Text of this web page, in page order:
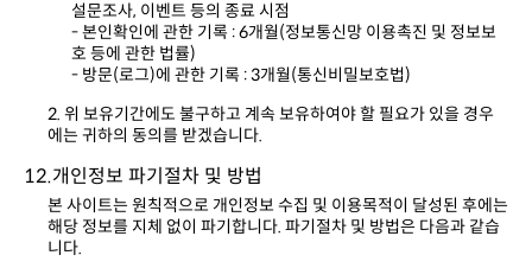
설문조사, 이벤트 등의 종료 시점
호 등에 관한 법률)
- 방문(로그)에 관한 기록 : 3개월(통신비밀보호법)
에는 귀하의 동의를 받겠습니다.
12.개인정보 파기절차 및 방법
니다.